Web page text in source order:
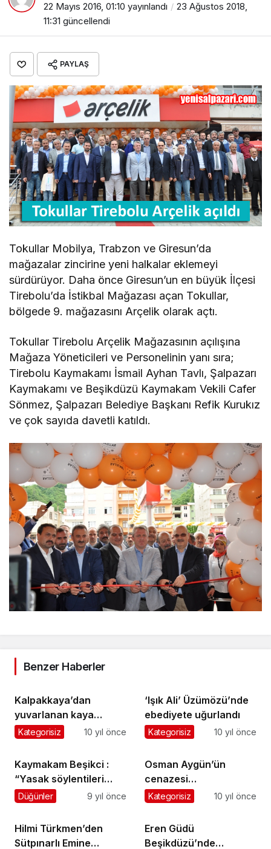
22 Mayıs 2016, 01:10 yayınlandı
23 Ağustos 2018,
11:31 güncellendi
PAYLAŞ
Tokullar Mobilya, Trabzon ve Giresun’da
mağazalar zincirine yeni halkalar eklemeyi
sürdürüyor. Daha önce Giresun’un en büyük İlçesi
Tirebolu’da İstikbal Mağazası açan Tokullar,
bölgede 9. mağazasını Arçelik olarak açtı.
Tokullar Tirebolu Arçelik Mağazasının açılışına
Mağaza Yöneticileri ve Personelinin yanı sıra;
Tirebolu Kaymakamı İsmail Ayhan Tavlı, Şalpazarı
Kaymakamı ve Beşikdüzü Kaymakam Vekili Cafer
Sönmez, Şalpazarı Belediye Başkanı Refik Kurukız
ve çok sayıda davetli katıldı.
Benzer Haberler
Kalpakkaya’dan
yuvarlanan kaya
Hanyanı sakinlerini
Kategorisiz 10 yıl önce
‘Işık Ali’ Üzümözü’nde
ebediyete uğurlandı
Kategorisiz 10 yıl önce
Kaymakam Beşikci :
“Yasak söylentileri
gerçek dışı”
Düğünler 9 yıl önce
Osman Aygün’ün
cenazesi
Sayvançatak’ta
Kategorisiz 10 yıl önce
Hilmi Türkmen’den
Sütpınarlı Emine
Eren Güdü
Beşikdüzü’nde